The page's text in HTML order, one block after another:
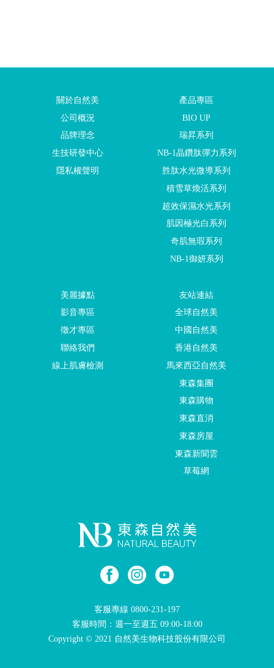
客服專線 0800-231-197
客服時間：週一至週五 09:00-18:00
Copyright © 2021 自然美生物科技股份有限公司
關於自然美
公司概況
品牌理念
生技研發中心
隱私權聲明
產品專區
BIO UP
瑞昇系列
NB-1晶鑽肽彈力系列
胜肽水光微導系列
積雪草煥活系列
超效保濕水光系列
肌因極光白系列
奇肌無瑕系列
NB-1御妍系列
美麗據點
影音專區
徵才專區
聯絡我們
線上肌膚檢測
友站連結
全球自然美
中國自然美
香港自然美
馬來西亞自然美
東森集團
東森購物
東森直消
東森房屋
東森新聞雲
草莓網